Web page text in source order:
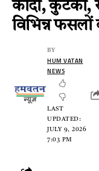
कोदो, कुटकी,
विभिन्न फसलों
LAST
UPDATED:
JULY 9, 2026
7:03 PM
BY
HUM VATAN
NEWS